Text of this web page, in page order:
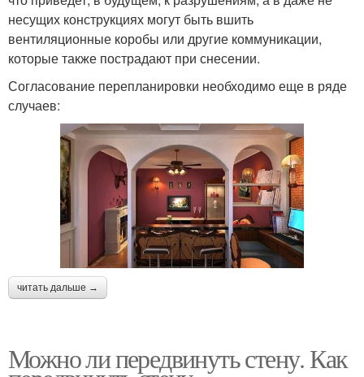
несущих конструкциях могут быть вшить
вентиляционные коробы или другие коммуникации,
которые также пострадают при снесении.
Согласование перепланировки необходимо еще в ряде
случаев:
читать дальше →
Можно ли передвинуть стену. Как